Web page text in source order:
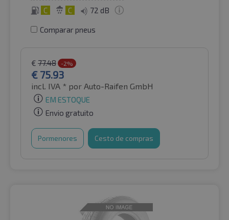
C C 72 dB
Comparar pneus
€ 77.48 -2%
€ 75.93
incl. IVA * por Auto-Raifen GmbH
EM ESTOQUE
Envio gratuito
Pormenores Cesto de compras